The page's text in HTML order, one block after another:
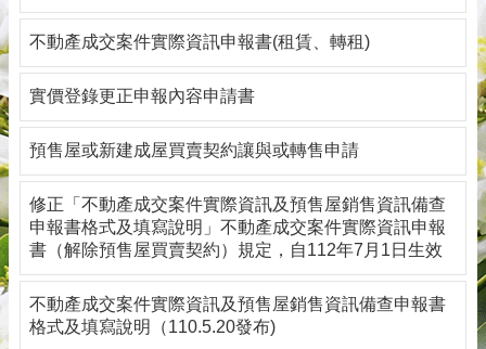
資
訊
線
上
查
詢
業
務
專
區
綜
合
資
不動產成交案件實際資訊申報書(租賃、轉租)
實價登錄更正申報內容申請書
預售屋或新建成屋買賣契約讓與或轉售申請
修正「不動產成交案件實際資訊及預售屋銷售資訊備查
申報書格式及填寫說明」不動產成交案件實際資訊申報
書（解除預售屋買賣契約）規定，自112年7月1日生效
不動產成交案件實際資訊及預售屋銷售資訊備查申報書
格式及填寫說明（110.5.20發布)